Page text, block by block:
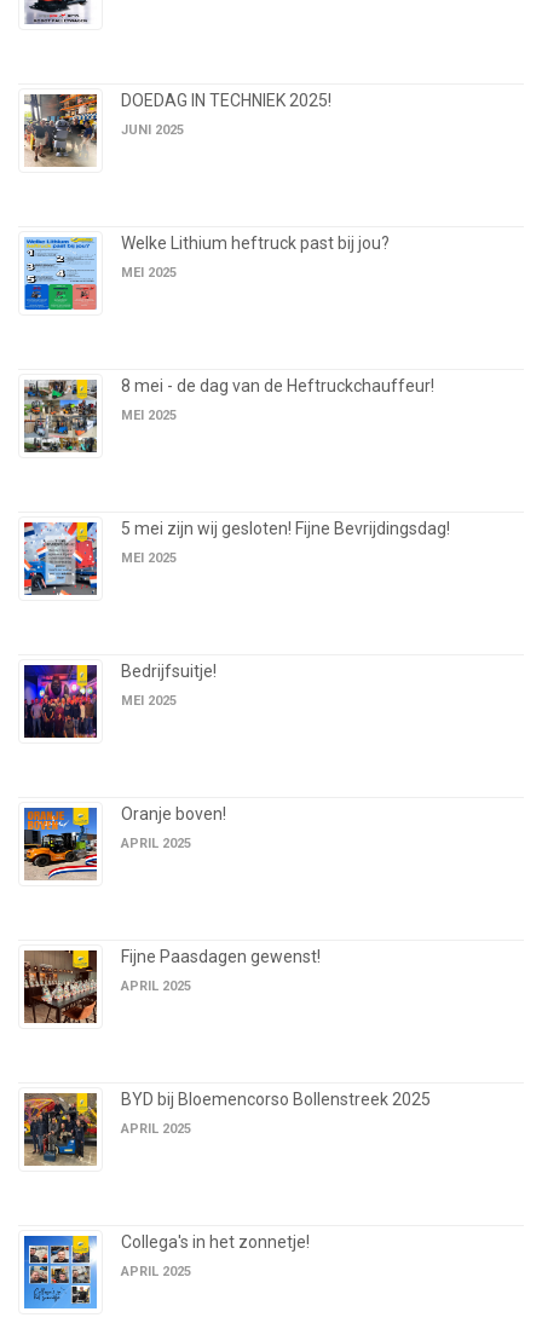
DOEDAG IN TECHNIEK 2025!
JUNI 2025
Welke Lithium heftruck past bij jou?
MEI 2025
8 mei - de dag van de Heftruckchauffeur!
MEI 2025
5 mei zijn wij gesloten! Fijne Bevrijdingsdag!
MEI 2025
Bedrijfsuitje!
MEI 2025
Oranje boven!
APRIL 2025
Fijne Paasdagen gewenst!
APRIL 2025
BYD bij Bloemencorso Bollenstreek 2025
APRIL 2025
Collega's in het zonnetje!
APRIL 2025